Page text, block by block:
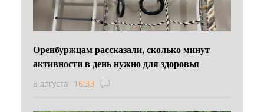
Оренбуржцам рассказали, сколько минут
активности в день нужно для здоровья
8 августа 16:33